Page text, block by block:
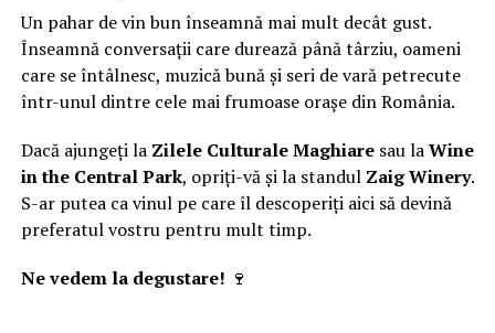
Un pahar de vin bun înseamnă mai mult decât gust.
Înseamnă conversații care durează până târziu, oameni
care se întâlnesc, muzică bună și seri de vară petrecute
într-unul dintre cele mai frumoase orașe din România.
Dacă ajungeți la Zilele Culturale Maghiaresau laWine
in the Central Park, opriți-vă și la standul Zaig Winery.
S-ar putea ca vinul pe care îl descoperiți aici să devină
preferatul vostru pentru mult timp.
Ne vedem la degustare! 🍷